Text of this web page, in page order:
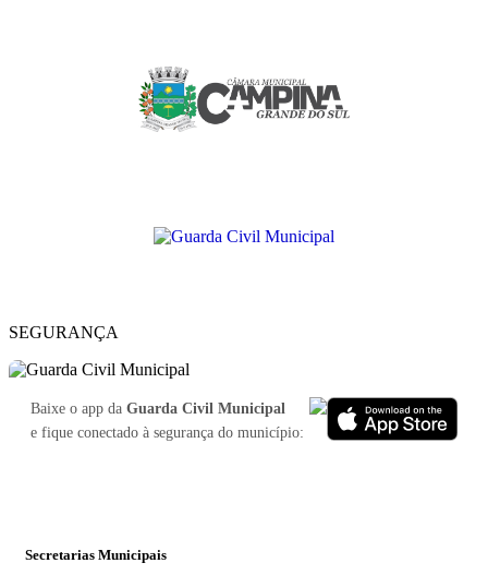
SEGURANÇA
Baixe o app da Guarda Civil Municipal
e fique conectado à segurança do município:
Secretarias Municipais